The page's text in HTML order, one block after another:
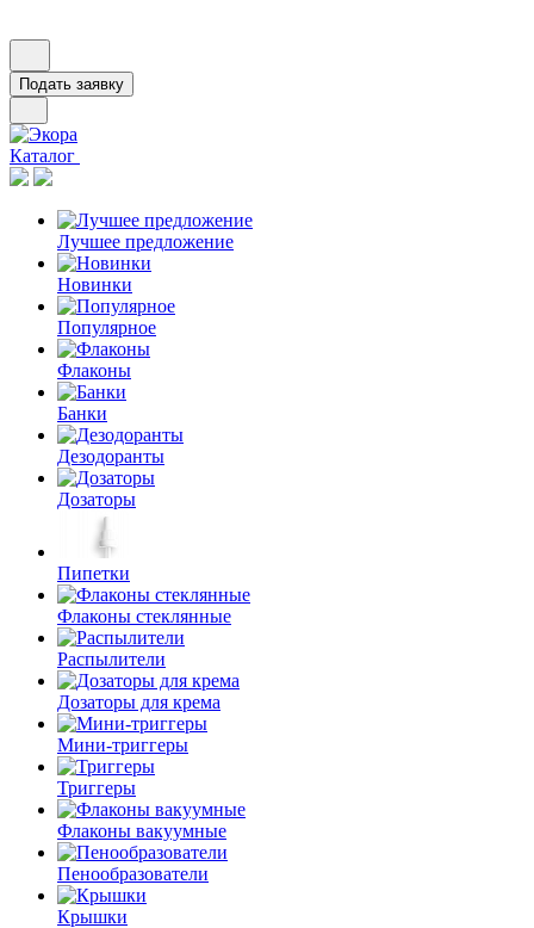
Подать заявку
Каталог
Лучшее предложение
Новинки
Популярное
Флаконы
Банки
Дезодоранты
Дозаторы
Пипетки
Флаконы стеклянные
Распылители
Дозаторы для крема
Мини-триггеры
Триггеры
Флаконы вакуумные
Пенообразователи
Крышки